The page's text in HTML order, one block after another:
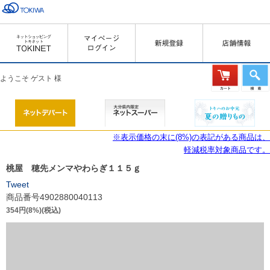
ようこそ ゲスト 様
※表示価格の末に(8%)の表記がある商品は、
軽減税率対象商品です。
桃屋 穂先メンマやわらぎ１１５ｇ
Tweet
商品番号4902880040113
354円(8%)(税込)